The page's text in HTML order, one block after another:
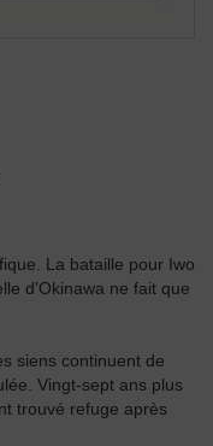
La bataille pour Iwo
d'Okinawa ne fait que
siens continuent de
Vingt-sept ans plus
trouvé refuge après